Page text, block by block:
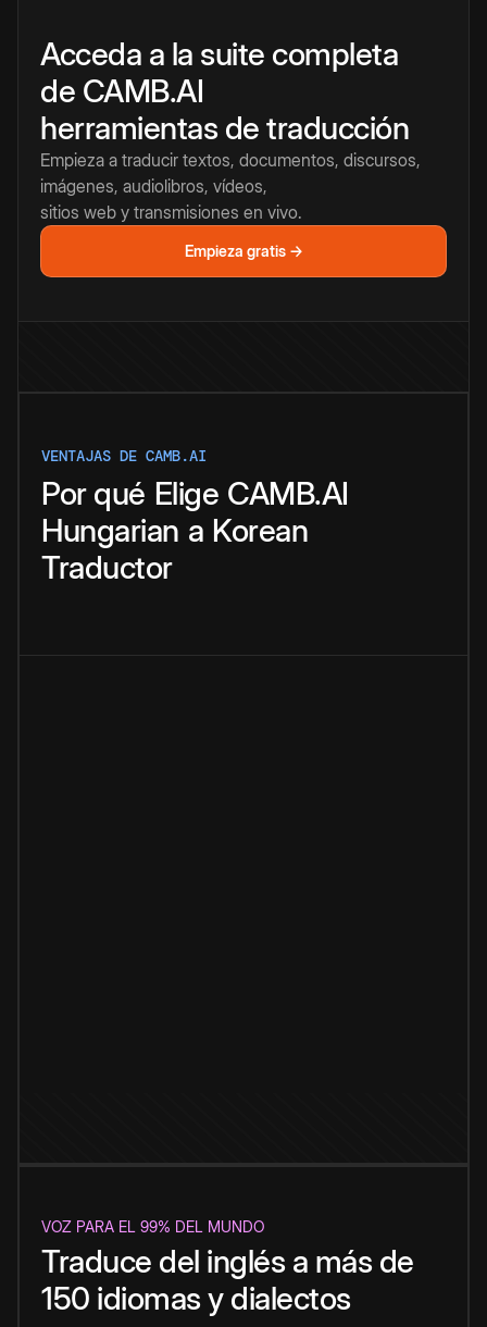
Acceda a la suite completa
de CAMB.AI
herramientas de traducción
Empieza a traducir textos, documentos, discursos,
imágenes, audiolibros, vídeos,
sitios web y transmisiones en vivo.
Empieza gratis →
VENTAJAS DE CAMB.AI
Por qué Elige CAMB.AI
Hungarian a Korean
Traductor
VOZ PARA EL 99% DEL MUNDO
Traduce del inglés a más de
150 idiomas y dialectos